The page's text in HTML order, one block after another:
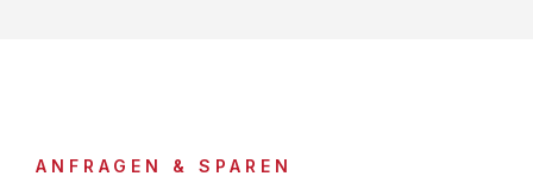
ANFRAGEN & SPAREN